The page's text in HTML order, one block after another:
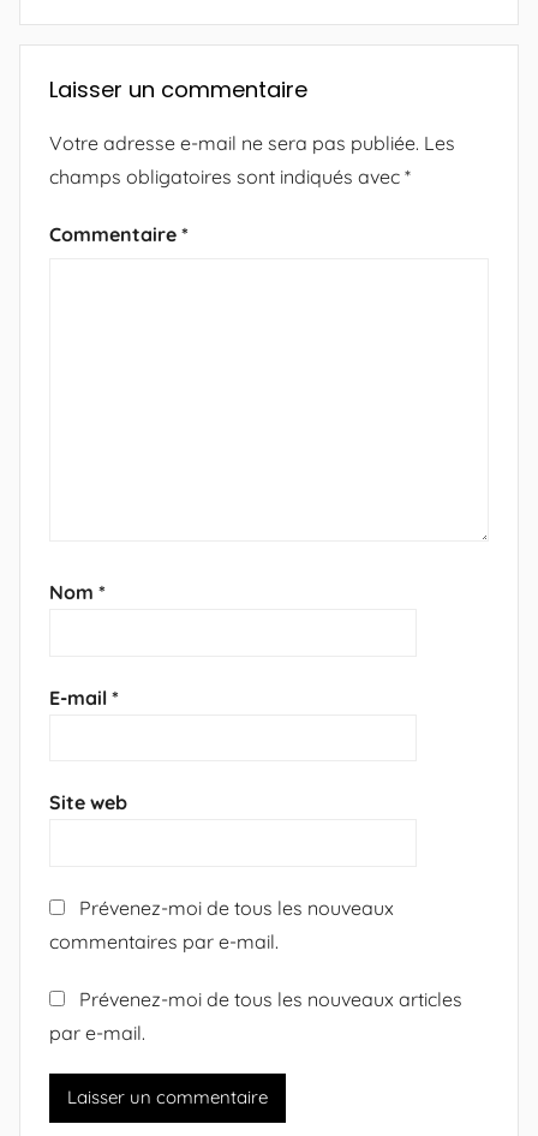
Laisser un commentaire
Votre adresse e-mail ne sera pas publiée. Les
champs obligatoires sont indiqués avec *
Commentaire *
Nom *
E-mail *
Site web
Prévenez-moi de tous les nouveaux
commentaires par e-mail.
Prévenez-moi de tous les nouveaux articles
par e-mail.